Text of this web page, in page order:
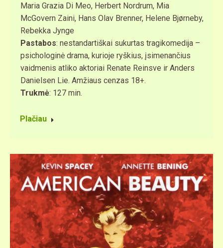
Maria Grazia Di Meo, Herbert Nordrum, Mia
McGovern Zaini, Hans Olav Brenner, Helene Bjørneby,
Rebekka Jynge
Pastabos: nestandartiškai sukurtas tragikomedija –
psichologinė drama, kurioje ryškius, įsimenančius
vaidmenis atliko aktoriai Renate Reinsve ir Anders
Danielsen Lie. Amžiaus cenzas 18+.
Trukmė: 127 min.
Plačiau